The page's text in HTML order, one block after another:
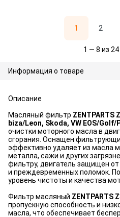
1 2
1 — 8 из
Информация о товаре
Описание
Масляный фильтр ZENTPARTS
biza/Leon, Skoda, VW EOS/Golf/
очистки моторного масла в
сгорания. Оснащен
эффективно удаляет из масла
металла, сажи и других
фильтру, двигатель защищен
и преждевременных поломок.
уровень чистоты и качества
Фильтр масляный ZENTPARTS
пропускную способность и
масла, что обеспечивает